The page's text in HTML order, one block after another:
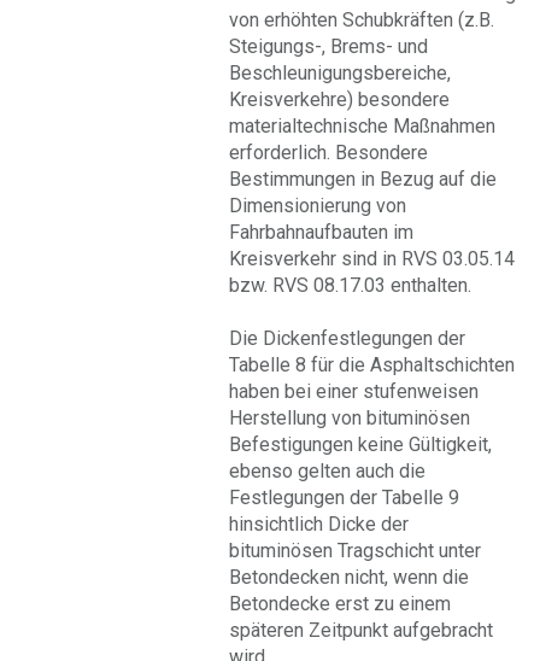
von erhöhten Schubkräften (z.B.
Steigungs-, Brems- und
Beschleunigungsbereiche,
Kreisverkehre) besondere
materialtechnische Maßnahmen
erforderlich. Besondere
Bestimmungen in Bezug auf die
Dimensionierung von
Fahrbahnaufbauten im
Kreisverkehr sind in RVS 03.05.14
bzw. RVS 08.17.03 enthalten.
Die Dickenfestlegungen der
Tabelle 8 für die Asphaltschichten
haben bei einer stufenweisen
Herstellung von bituminösen
Befestigungen keine Gültigkeit,
ebenso gelten auch die
Festlegungen der Tabelle 9
hinsichtlich Dicke der
bituminösen Tragschicht unter
Betondecken nicht, wenn die
Betondecke erst zu einem
späteren Zeitpunkt aufgebracht